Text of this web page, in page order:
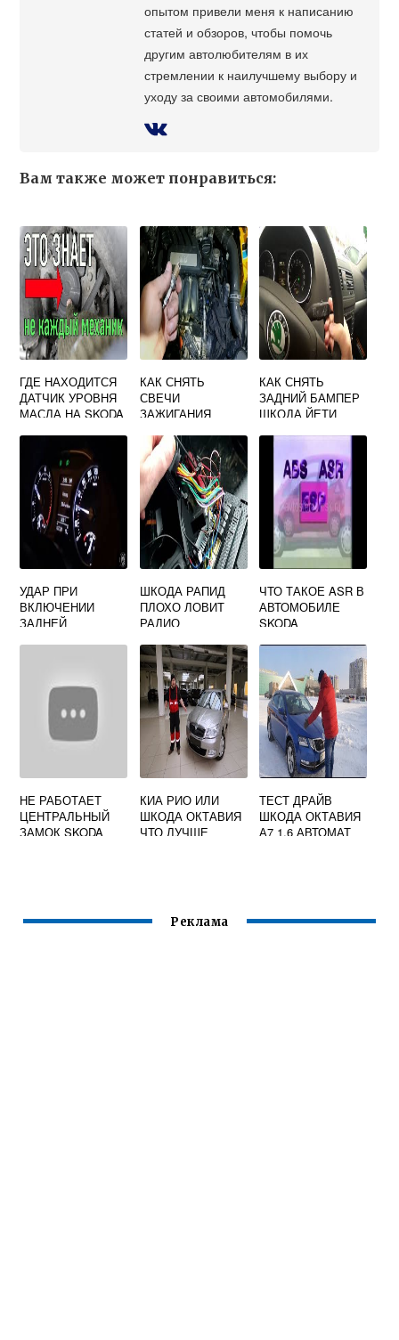
опытом привели меня к написанию
статей и обзоров, чтобы помочь
другим автолюбителям в их
стремлении к наилучшему выбору и
уходу за своими автомобилями.
Вам также может понравиться:
ГДЕ НАХОДИТСЯ
ДАТЧИК УРОВНЯ
МАСЛА НА SKODA
КАК СНЯТЬ
СВЕЧИ
ЗАЖИГАНИЯ
A5
КАК СНЯТЬ
ЗАДНИЙ БАМПЕР
ШКОДА ЙЕТИ
УДАР ПРИ
ВКЛЮЧЕНИИ
ЗАДНЕЙ
ШКОДА РАПИД
ПЛОХО ЛОВИТ
РАДИО
ЧТО ТАКОЕ ASR В
АВТОМОБИЛЕ
SKODA
НЕ РАБОТАЕТ
ЦЕНТРАЛЬНЫЙ
ЗАМОК SKODA
КИА РИО ИЛИ
ШКОДА ОКТАВИЯ
ЧТО ЛУЧШЕ
ТЕСТ ДРАЙВ
ШКОДА ОКТАВИЯ
А7 1.6 АВТОМАТ
Реклама